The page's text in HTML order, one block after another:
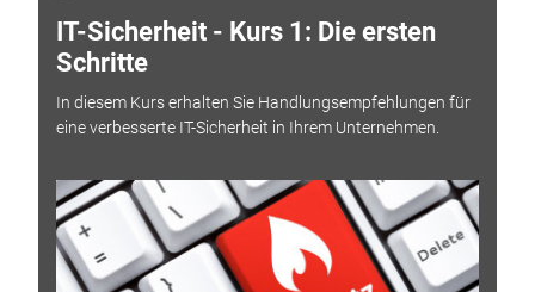
IT-Sicherheit - Kurs 1: Die ersten
Schritte
In diesem Kurs erhalten Sie Handlungsempfehlungen für
eine verbesserte IT-Sicherheit in Ihrem Unternehmen.